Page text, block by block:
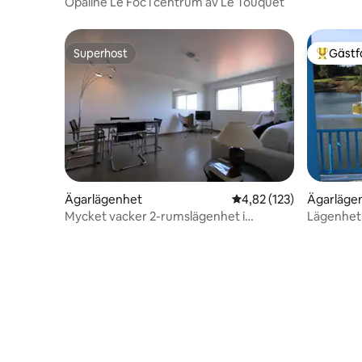
Superhost
Superhost
Ägarlägenhet 4,82 av 5 i
4,82 (123)
Mycket vacker 2-rumslägenhet i
Populär